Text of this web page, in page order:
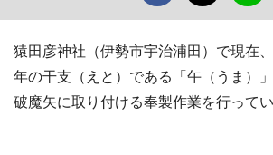
猿田彦神社（伊勢市宇治浦田）で現在
年の干支（えと）である「午（うま）
破魔矢に取り付ける奉製作業を行ってい